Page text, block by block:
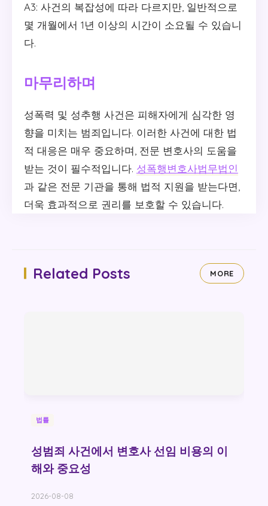
A3: 사건의 복잡성에 따라 다르지만, 일반적으로
몇 개월에서 1년 이상의 시간이 소요될 수 있습니
다.
마무리하며
성폭력 및 성추행 사건은 피해자에게 심각한 영
향을 미치는 범죄입니다. 이러한 사건에 대한 법
적 대응은 매우 중요하며, 전문 변호사의 도움을
받는 것이 필수적입니다. 성폭행변호사법무법인
과 같은 전문 기관을 통해 법적 지원을 받는다면,
더욱 효과적으로 권리를 보호할 수 있습니다.
Related Posts MORE
법률
성범죄 사건에서 변호사 선임 비용의 이
해와 중요성
2026-08-08